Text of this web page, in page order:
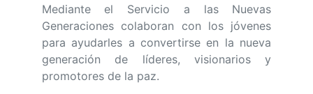
Mediante el Servicio a las Nuevas
Generaciones colaboran con los jóvenes
para ayudarles a convertirse en la nueva
generación de líderes, visionarios y
promotores de la paz.